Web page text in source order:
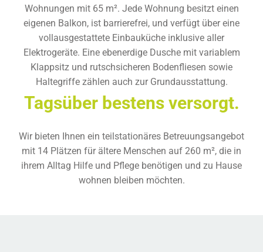
Wohnungen mit 65 m². Jede Wohnung besitzt einen
eigenen Balkon, ist barrierefrei, und verfügt über eine
vollausgestattete Einbauküche inklusive aller
Elektrogeräte. Eine ebenerdige Dusche mit variablem
Klappsitz und rutschsicheren Bodenfliesen sowie
Haltegriffe zählen auch zur Grundausstattung.
Tagsüber bestens versorgt.
Wir bieten Ihnen ein teilstationäres Betreuungsangebot
mit 14 Plätzen für ältere Menschen auf 260 m², die in
ihrem Alltag Hilfe und Pflege benötigen und zu Hause
wohnen bleiben möchten.